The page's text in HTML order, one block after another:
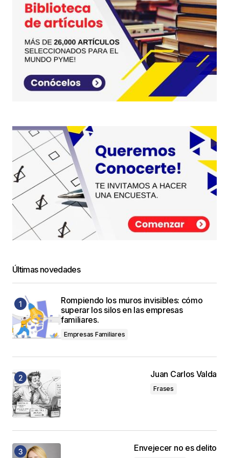
Últimas novedades
Rompiendo los muros invisibles: cómo
superar los silos en las empresas
familiares.
Empresas Familiares
Juan Carlos Valda
Frases
Envejecer no es delito